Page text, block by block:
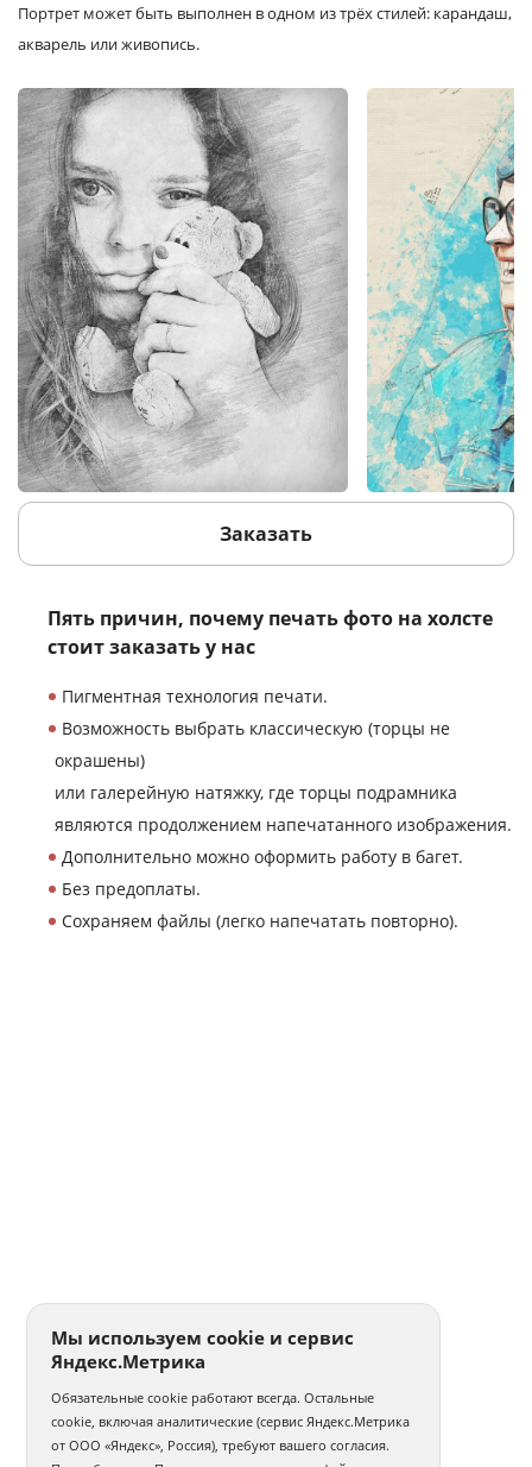
Портрет может быть выполнен в одном из трёх стилей: карандаш,
акварель или живопись.
Заказать
Пять причин, почему печать фото на холсте
стоит заказать у нас
Пигментная технология печати.
Возможность выбрать классическую (торцы не
окрашены)
или галерейную натяжку, где торцы подрамника
являются продолжением напечатанного изображения.
Дополнительно можно оформить работу в багет.
Без предоплаты.
Сохраняем файлы (легко напечатать повторно).
Мы используем cookie и сервис
Яндекс.Метрика
Обязательные cookie работают всегда. Остальные
cookie, включая аналитические (сервис Яндекс.Метрика
от ООО «Яндекс», Россия), требуют вашего согласия.